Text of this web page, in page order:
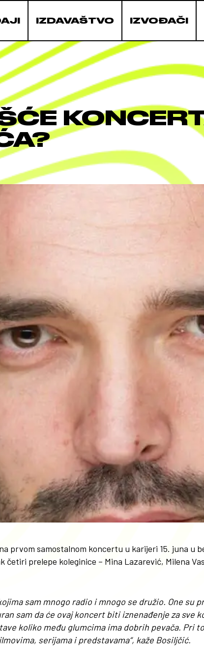
IZDAVAŠTVO IZVOĐAČI
prvom samostalnom koncertu u karijeri 15. juna u
četiri prelepe koleginice – Mina Lazarević, Milena
sam mnogo radio i mnogo se družio. One su
sam da će ovaj koncert biti iznenađenje za sve
koliko među glumcima ima dobrih pevača. Pri
serijama i predstavama“, kaže Bosiljčić.